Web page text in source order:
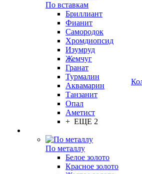
По вставкам
Бриллиант
Фианит
Самородок
Хромдиопсид
Изумруд
Жемчуг
Гранат
Турмалин
Аквамарин
Танзанит
Опал
Аметист
+ ЕЩЕ 2
По металлу
Белое золото
Красное золото